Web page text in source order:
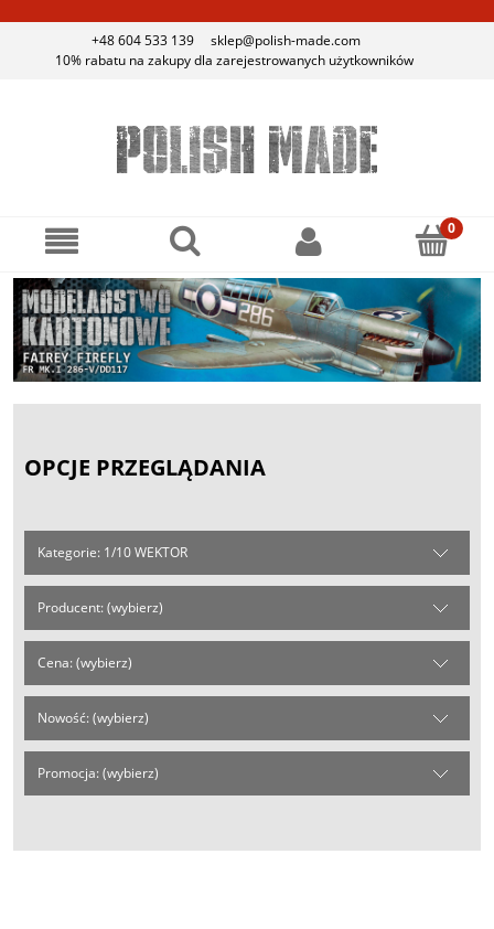
+48 604 533 139
sklep@polish-made.com
10% rabatu na zakupy dla zarejestrowanych użytkowników
OPCJE PRZEGLĄDANIA
Kategorie: 1/10 WEKTOR
Producent: (wybierz)
Cena: (wybierz)
Nowość: (wybierz)
Promocja: (wybierz)